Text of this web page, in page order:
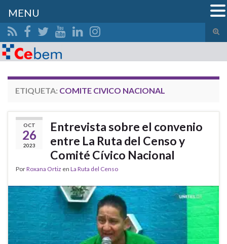
el
Search for:
ETIQUETA: COMITE CIVICO NACIONAL
OCT
26
2023
Entrevista sobre el convenio
entre La Ruta del Censo y
Comité Cívico Nacional
PorRoxana Ortiz en La Ruta del Censo
MENU